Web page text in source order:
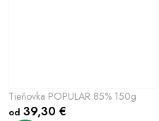
Tieňovka POPULAR 85% 150g
od39,30 €